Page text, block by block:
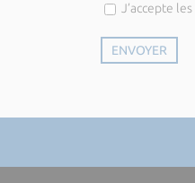
J’accepte les